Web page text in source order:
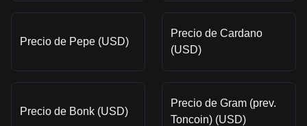
Precio de Pepe (USD)
Precio de Cardano
(USD)
Precio de Bonk (USD)
Precio de Gram (prev.
Toncoin) (USD)